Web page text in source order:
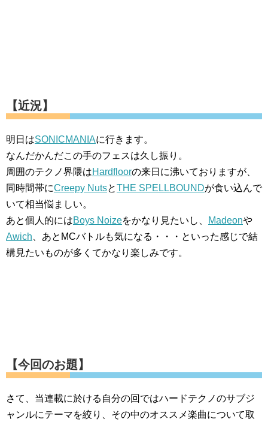
【近況】
明日はSONICMANIAに行きます。
なんだかんだこの手のフェスは久し振り。
周囲のテクノ界隈はHardfloorの来日に沸いておりますが、
同時間帯にCreepy NutsとTHE SPELLBOUNDが食い込んで
いて相当悩ましい。
あと個人的にはBoys Noizeをかなり見たいし、 Madeonや
Awich 、あとMCバトルも気になる・・・といった感じで結
構見たいものが多くてかなり楽しみです。
【今回のお題】
さて、当連載に於ける自分の回ではハードテクノのサブジ
ャンルにテーマを絞り、その中のオススメ楽曲について取